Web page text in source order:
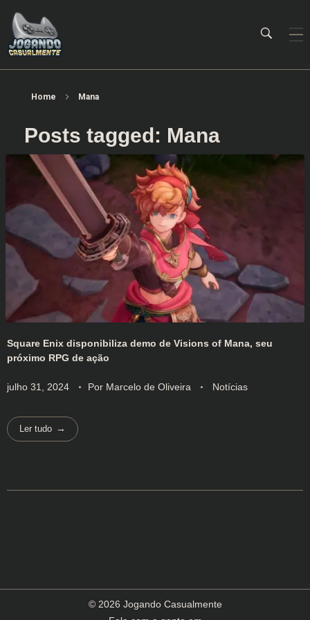
Home Mana
Posts tagged: Mana
Square Enix disponibiliza demo de Visions of Mana, seu
próximo RPG de ação
julho 31, 2024 Por Marcelo de Oliveira Notícias
Ler tudo
© 2026 Jogando Casualmente